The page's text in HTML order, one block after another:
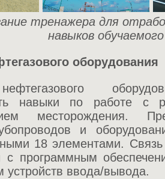
тренажера для
навыков обучаемого
оборудования
навыки по работе с
месторождения.
и
18 элементами.
с программным
устройств ввода/вывода.